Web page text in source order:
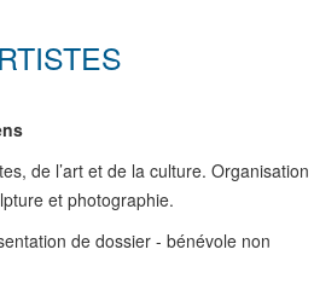
de l’art et de la culture. Organisation
et photographie.
de dossier - bénévole non